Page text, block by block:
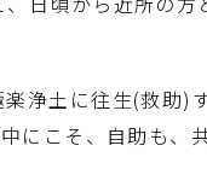
浄土に往生(救助)
にこそ、自助も、